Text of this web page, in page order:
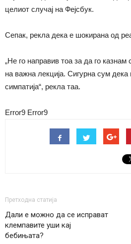
целиот случај на Фејсбук.
Сепак, рекла дека е шокирана од
„Не го направив тоа за да го казнам
на важна лекција. Сигурна сум дека
симпатија“, рекла таа.
Error9 Error9
Претходна статија
Дали е можно да се исправат
клемпавите уши кај
бебињата?